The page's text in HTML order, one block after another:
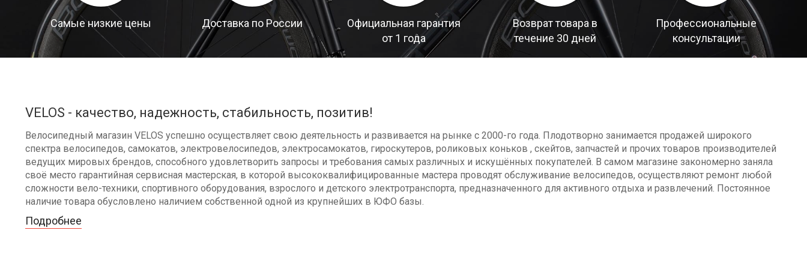
Самые низкие цены Доставка по России
Официальная гарантия
от 1 года
Возврат товара в
течение 30 дней
Профессиональные
консультации
VELOS - качество, надежность, стабильность, позитив!
Велосипедный магазин VELOS успешно осуществляет свою деятельность и развивается на рынке с 2000-го года. Плодотворно занимается продажей широкого
спектра велосипедов, самокатов, электровелосипедов, электросамокатов, гироскутеров, роликовых коньков , скейтов, запчастей и прочих товаров производителей
ведущих мировых брендов, способного удовлетворить запросы и требования самых различных и искушённых покупателей. В самом магазине закономерно заняла
своё место гарантийная сервисная мастерская, в которой высококвалифицированные мастера проводят обслуживание велосипедов, осуществляют ремонт любой
сложности вело-техники, спортивного оборудования, взрослого и детского электротранспорта, предназначенного для активного отдыха и развлечений. Постоянное
наличие товара обусловлено наличием собственной одной из крупнейших в ЮФО базы.
Подробнее